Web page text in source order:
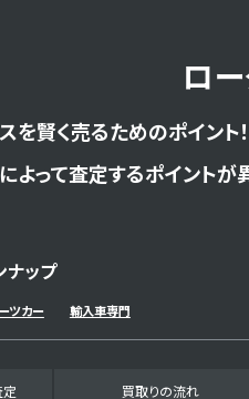
ロ
を賢く売るためのポイント！
よって査定するポイントが
ナップ
ツカー 輸入車専門
定 買取りの流れ